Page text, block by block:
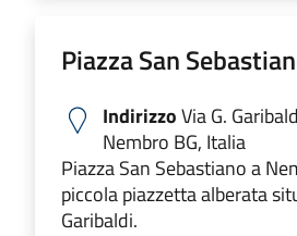
Piazza San
IndirizzoVia G.
Nembro BG, Italia
Piazza San Sebastiano a
piccola piazzetta alberata
Garibaldi.